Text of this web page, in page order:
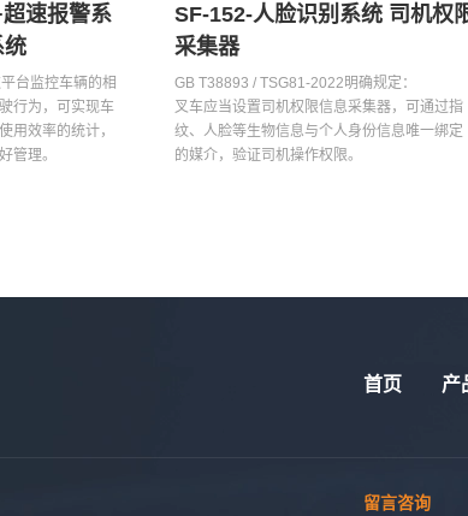
速报警系
统
台监控车辆的相
行为，可实现车
用效率的统计，
管理。
SF-152-人脸识别系统 司机权
采集器
GB T38893 / TSG81-2022明确规定：
叉车应当设置司机权限信息采集器，可通过指
纹、人脸等生物信息与个人身份信息唯一绑定
的媒介，验证司机操作权限。
首页 产
留言咨询